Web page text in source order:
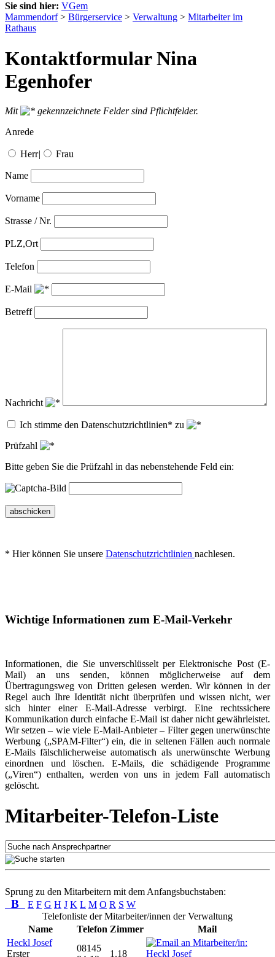
Sie sind hier: VGem
Mammendorf> Bürgerservice > Verwaltung > Mitarbeiter im
Rathaus
Kontaktformular Nina
Egenhofer
Mit
gekennzeichnete Felder sind Pflichtfelder.
Anrede
Herr| Frau
Name
Vorname
Strasse / Nr.
PLZ,Ort
Telefon
E-Mail
Betreff
Nachricht
Ich stimme den Datenschutzrichtlinien* zu
Prüfzahl
Bitte geben Sie die Prüfzahl in das nebenstehende Feld ein:
abschicken
* Hier können Sie unsere Datenschutzrichtlinien nachlesen.
Wichtige Informationen zum E-Mail-Verkehr
Informationen, die Sie unverschlüsselt per Elektronische Post (E-
Mail) an uns senden, können möglicherweise auf dem
Übertragungsweg von Dritten gelesen werden. Wir können in der
Regel auch Ihre Identität nicht überprüfen und wissen nicht, wer
sich hinter einer E-Mail-Adresse verbirgt. Eine rechtssichere
Kommunikation durch einfache E-Mail ist daher nicht gewährleistet.
Wir setzen – wie viele E-Mail-Anbieter – Filter gegen unerwünschte
Werbung („SPAM-Filter“) ein, die in seltenen Fällen auch normale
E-Mails fälschlicherweise automatisch als unerwünschte Werbung
einordnen und löschen. E-Mails, die schädigende Programme
(„Viren“) enthalten, werden von uns in jedem Fall automatisch
gelöscht.
Mitarbeiter-Telefon-Liste
Sprung zu den Mitarbeitern mit dem Anfangsbuchstaben:
B E F G H J K L M O R S W
Telefonliste der Mitarbeiter/innen der Verwaltung
Name
Telefon Zimmer
Mail
Heckl Josef
Erster
08145
1.18